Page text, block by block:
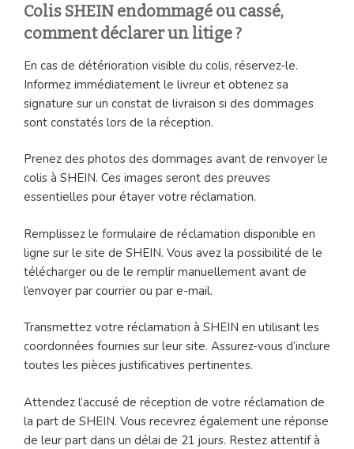
Colis SHEIN endommagé ou cassé,
comment déclarer un litige ?
En cas de détérioration visible du colis, réservez-le.
Informez immédiatement le livreur et obtenez sa
signature sur un constat de livraison si des dommages
sont constatés lors de la réception.
Prenez des photos des dommages avant de renvoyer le
colis à SHEIN. Ces images seront des preuves
essentielles pour étayer votre réclamation.
Remplissez le formulaire de réclamation disponible en
ligne sur le site de SHEIN. Vous avez la possibilité de le
télécharger ou de le remplir manuellement avant de
l’envoyer par courrier ou par e-mail.
Transmettez votre réclamation à SHEIN en utilisant les
coordonnées fournies sur leur site. Assurez-vous d’inclure
toutes les pièces justificatives pertinentes.
Attendez l’accusé de réception de votre réclamation de
la part de SHEIN. Vous recevrez également une réponse
de leur part dans un délai de 21 jours. Restez attentif à